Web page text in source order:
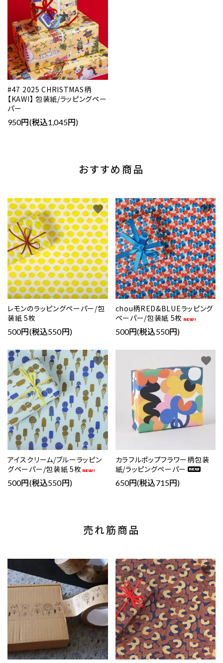
#47 2025 CHRISTMAS柄
【KAWI】 包装紙/ラッピングペー
パー
950円(税込1,045円)
おすすめ商品
レモンのラッピングペーパー/包
装紙 5枚
500円(税込550円)
favorite
chou柄RED&BLUEラッピング
ペーパー/包装紙 5枚
500円(税込550円)
favorite
アイスクリーム/ブルーラッピン
グペーパー/包装紙 5枚
500円(税込550円)
favorite
カラフルポップフラワー柄包装
紙/ラッピングペーパー
650円(税込715円)
favorite
売れ筋商品
favorite favorite